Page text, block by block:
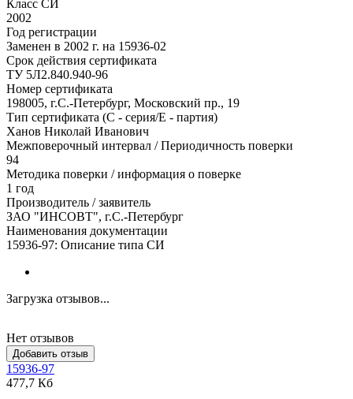
Класс СИ
2002
Год регистрации
Заменен в 2002 г. на 15936-02
Срок действия сертификата
ТУ 5Л2.840.940-96
Номер сертификата
198005, г.С.-Петербург, Московский пр., 19
Тип сертификата (C - серия/E - партия)
Ханов Николай Иванович
Межповерочный интервал / Периодичность поверки
94
Методика поверки / информация о поверке
1 год
Производитель / заявитель
ЗАО "ИНСОВТ", г.С.-Петербург
Наименования документации
15936-97: Описание типа СИ
Загрузка отзывов...
Нет отзывов
Добавить отзыв
15936-97
477,7 Кб